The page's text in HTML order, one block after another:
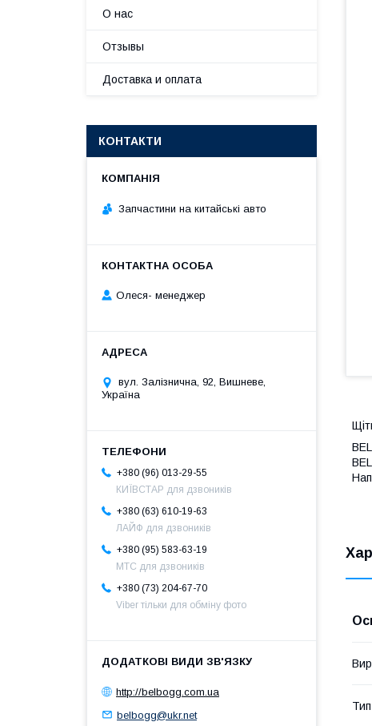
Тип
О нас
Отзывы
Доставка и оплата
КОНТАКТИ
Запчастини на китайські авто
Олеся- менеджер
вул. Залізнична, 92, Вишневе,
Україна
+380 (96) 013-29-55
КИЇВСТАР для дзвоників
+380 (63) 610-19-63
ЛАЙФ для дзвоників
+380 (95) 583-63-19
МТС для дзвоників
+380 (73) 204-67-70
Viber тільки для обміну фото
http://belbogg.com.ua
belbogg@ukr.net